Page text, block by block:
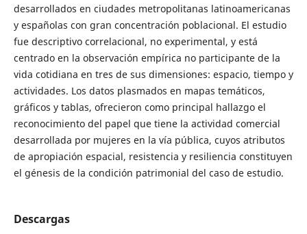
desarrollados en ciudades metropolitanas latinoamericanas
y españolas con gran concentración poblacional. El estudio
fue descriptivo correlacional, no experimental, y está
centrado en la observación empírica no participante de la
vida cotidiana en tres de sus dimensiones: espacio, tiempo y
actividades. Los datos plasmados en mapas temáticos,
gráficos y tablas, ofrecieron como principal hallazgo el
reconocimiento del papel que tiene la actividad comercial
desarrollada por mujeres en la vía pública, cuyos atributos
de apropiación espacial, resistencia y resiliencia constituyen
el génesis de la condición patrimonial del caso de estudio.
Descargas